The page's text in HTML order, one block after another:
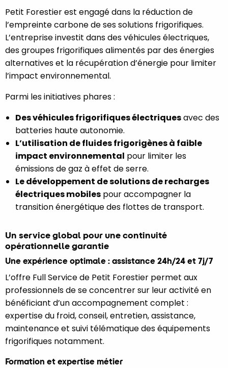
Petit Forestier est engagé dans la réduction de
l’empreinte carbone de ses solutions frigorifiques.
L’entreprise investit dans des véhicules électriques,
des groupes frigorifiques alimentés par des énergies
alternatives et la récupération d’énergie pour limiter
l’impact environnemental.
Parmi les initiatives phares :
Des véhicules frigorifiques électriquesavec des
batteries haute autonomie.
L’utilisation de fluides frigorigènes à faible
impact environnemental pour limiter les
émissions de gaz à effet de serre.
Le développement de solutions de recharges
électriques mobiles pour accompagner la
transition énergétique des flottes de transport.
Un service global pour une continuité
opérationnelle garantie
Une expérience optimale : assistance 24h/24 et 7j/7
L’offre Full Service de Petit Forestier permet aux
professionnels de se concentrer sur leur activité en
bénéficiant d’un accompagnement complet :
expertise du froid, conseil, entretien, assistance,
maintenance et suivi télématique des équipements
frigorifiques notamment.
Formation et expertise métier